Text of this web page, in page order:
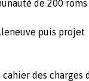
de 200 roms
puis projet
des charges